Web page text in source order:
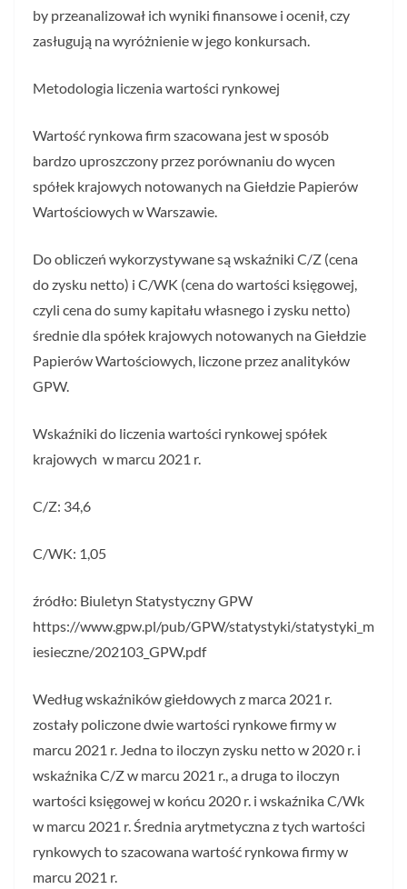
by przeanalizował ich wyniki finansowe i ocenił, czy
zasługują na wyróżnienie w jego konkursach.
Metodologia liczenia wartości rynkowej
Wartość rynkowa firm szacowana jest w sposób
bardzo uproszczony przez porównaniu do wycen
spółek krajowych notowanych na Giełdzie Papierów
Wartościowych w Warszawie.
Do obliczeń wykorzystywane są wskaźniki C/Z (cena
do zysku netto) i C/WK (cena do wartości księgowej,
czyli cena do sumy kapitału własnego i zysku netto)
średnie dla spółek krajowych notowanych na Giełdzie
Papierów Wartościowych, liczone przez analityków
GPW.
Wskaźniki do liczenia wartości rynkowej spółek
krajowych w marcu 2021 r.
C/Z: 34,6
C/WK: 1,05
źródło: Biuletyn Statystyczny GPW
https://www.gpw.pl/pub/GPW/statystyki/statystyki_m
iesieczne/202103_GPW.pdf
Według wskaźników giełdowych z marca 2021 r.
zostały policzone dwie wartości rynkowe firmy w
marcu 2021 r. Jedna to iloczyn zysku netto w 2020 r. i
wskaźnika C/Z w marcu 2021 r., a druga to iloczyn
wartości księgowej w końcu 2020 r. i wskaźnika C/Wk
w marcu 2021 r. Średnia arytmetyczna z tych wartości
rynkowych to szacowana wartość rynkowa firmy w
marcu 2021 r.